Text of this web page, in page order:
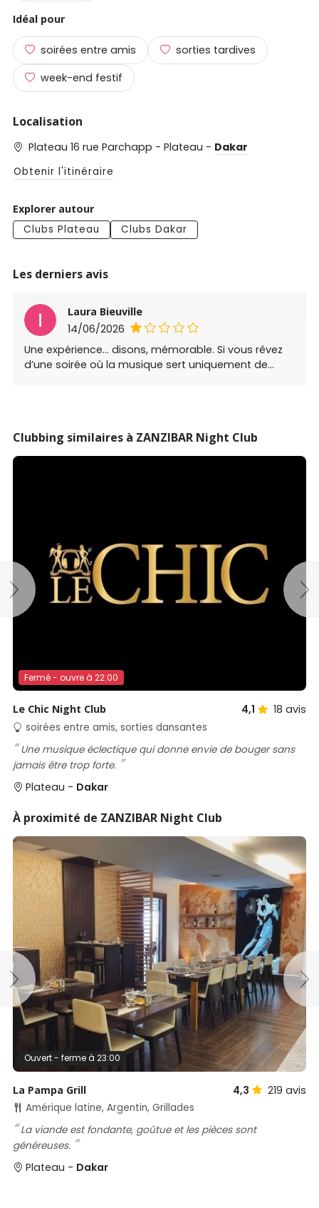
Idéal pour
soirées entre amis
sorties tardives
week-end festif
Localisation
Plateau 16 rue Parchapp - Plateau - Dakar
Obtenir l'itinéraire
Explorer autour
Clubs Plateau
Clubs Dakar
Les derniers avis
Laura Bieuville
14/06/2026
Une expérience… disons, mémorable. Si vous rêvez
d’une soirée où la musique sert uniquement de
doute. On hésite constamment entre boîte de nuit
et playlist YouTube “slow vibes 2012”. Le volume est
population est majoritairement composée de
personnes de plus de 50 ans, souvent
accompagnées de gros chiens bien insistants. Le
service, lui, invite à la contemplation : les temps
d’attente permettent de vraiment s’imprégner du
Clubbing similaires à ZANZIBAR Night Club
Fermé - ouvre à 22:00
Le Chic Night Club 4,1 18 avis
soirées entre amis, sorties dansantes
Une musique éclectique qui donne envie de bouger sans
jamais être trop forte.
Plateau - Dakar
À proximité de ZANZIBAR Night Club
Ouvert - ferme à 23:00
La Pampa Grill 4,3 219 avis
Amérique latine, Argentin, Grillades
La viande est fondante, goûtue et les pièces sont
généreuses.
Plateau - Dakar